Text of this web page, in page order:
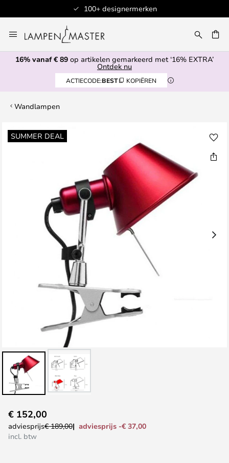
100+ designermerken
naar
de
inhoud
16% vanaf € 89 op artikelen gemarkeerd met ‘16% EXTRA’
Ontdek nu
ACTIECODE:BEST KOPIËREN
Wandlampen
SUMMER DEAL
Ga
naar
afbeeldingen-
naar
het
€ 152,00
adviesprijs€ 189,00
adviesprijs -€ 37,00
incl. btw